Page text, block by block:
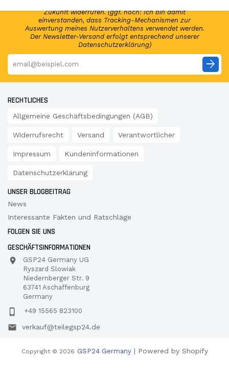
Zukunft widerrufen. (ggf. noch: Ich bin damit
einverstanden, dass Tracking-Mechanismen zur
Auswertung meines Nutzerverhaltens verwendet werden.
Der Newsletter-Versand erfolgt entsprechend unserer
Datenschutzerklärung)
arrow_forward
RECHTLICHES
Allgemeine Geschäftsbedingungen (AGB)
Widerrufsrecht Versand Verantwortlicher
Impressum Kundeninformationen
Datenschutzerklärung
UNSER BLOGBEITRAG
News
Interessante Fakten und Ratschläge
FOLGEN SIE UNS
GESCHÄFTSINFORMATIONEN
GSP24 Germany UG
Ryszard Slowiak
Niedernberger Str. 9
63741 Aschaffenburg
Germany
+49 15565 823100
verkauf@teilegsp24.de
Copyright © 2026 GSP24 Germany| Powered by Shopify